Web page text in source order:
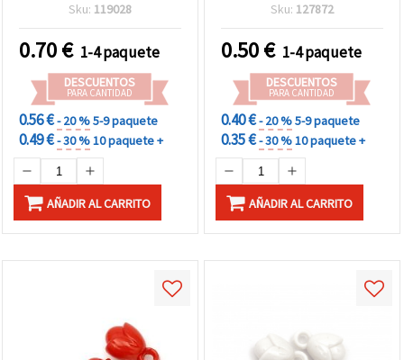
verde y rojo - 20 piezas
Sku: 119028
0.70€ 1-4 paquete
DESCUENTOS
PARA CANTIDAD
0.56 €- 20 %5-9 paquete
0.49 €- 30 %10 paquete +
AÑADIR AL CARRITO
sombrero 12x9 mm,
g (~33 uds)
Sku: 127872
0.50€ 1-4 paquete
DESCUENTOS
PARA CANTIDAD
0.40 €- 20 %5-9 paquete
0.35 €- 30 %10 paquete +
AÑADIR AL CARRITO